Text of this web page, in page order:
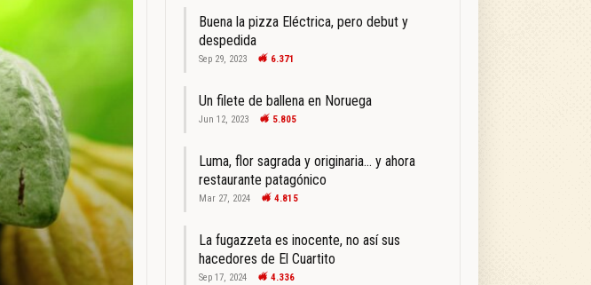
Buena la pizza Eléctrica, pero debut y
despedida
Sep 29, 2023 6.371
Un filete de ballena en Noruega
Jun 12, 2023 5.805
Luma, flor sagrada y originaria… y ahora
restaurante patagónico
Mar 27, 2024 4.815
La fugazzeta es inocente, no así sus
hacedores de El Cuartito
Sep 17, 2024 4.336